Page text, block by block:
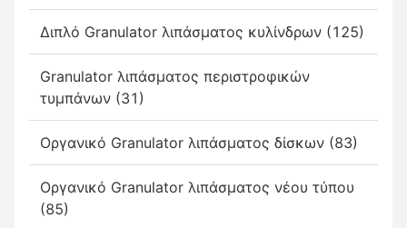
Διπλό Granulator λιπάσματος κυλίνδρων (125)
Granulator λιπάσματος περιστροφικών
τυμπάνων (31)
Οργανικό Granulator λιπάσματος δίσκων (83)
Οργανικό Granulator λιπάσματος νέου τύπου
(85)